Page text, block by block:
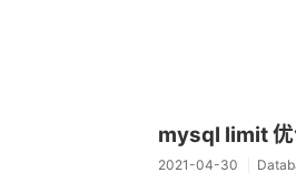
mysql limit
2021-04-30